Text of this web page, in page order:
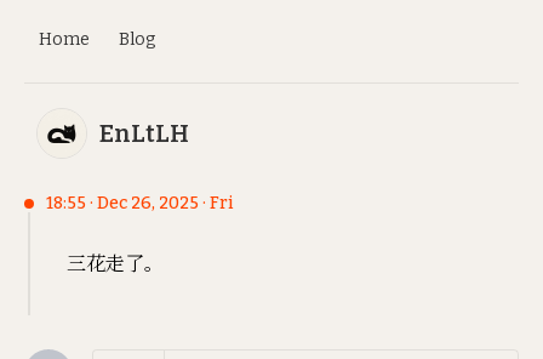
EnLtLH
18:55 · Dec 26, 2025 · Fri
三花走了。
Home Blog